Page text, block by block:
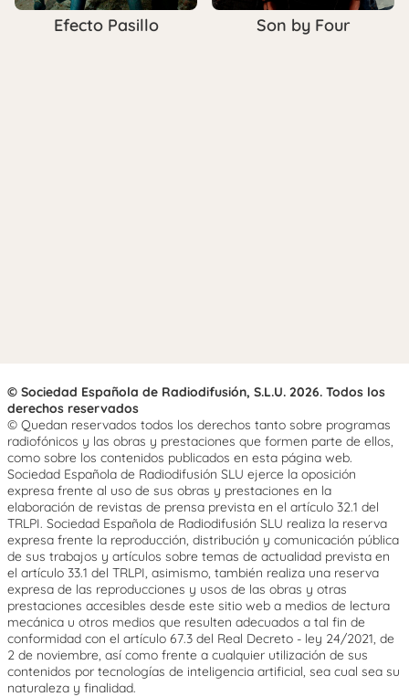
Efecto Pasillo Son by Four
© Sociedad Española de Radiodifusión, S.L.U. 2026. Todos los
derechos reservados
© Quedan reservados todos los derechos tanto sobre programas
radiofónicos y las obras y prestaciones que formen parte de ellos,
como sobre los contenidos publicados en esta página web.
Sociedad Española de Radiodifusión SLU ejerce la oposición
expresa frente al uso de sus obras y prestaciones en la
elaboración de revistas de prensa prevista en el artículo 32.1 del
TRLPI. Sociedad Española de Radiodifusión SLU realiza la reserva
expresa frente la reproducción, distribución y comunicación pública
de sus trabajos y artículos sobre temas de actualidad prevista en
el artículo 33.1 del TRLPI, asimismo, también realiza una reserva
expresa de las reproducciones y usos de las obras y otras
prestaciones accesibles desde este sitio web a medios de lectura
mecánica u otros medios que resulten adecuados a tal fin de
conformidad con el artículo 67.3 del Real Decreto - ley 24/2021, de
2 de noviembre, así como frente a cualquier utilización de sus
contenidos por tecnologías de inteligencia artificial, sea cual sea su
naturaleza y finalidad.